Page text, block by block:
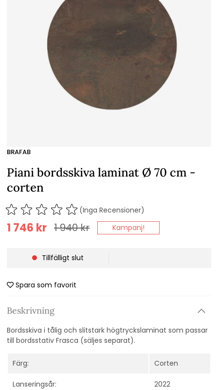
BRAFAB
Piani bordsskiva laminat Ø 70 cm -
corten
(Inga Recensioner)
1 940kr
1 746 kr Kampanj!
Tillfälligt slut
Spara som favorit
Beskrivning
Bordsskiva i tålig och slitstark högtryckslaminat som passar
till bordsstativ Frasca (säljes separat).
Färg: Corten
Lanseringsår: 2022